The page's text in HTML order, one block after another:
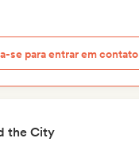
se para entrar em contato
the City